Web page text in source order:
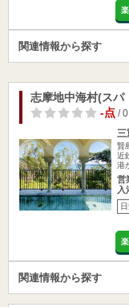
関連情報から探す
志摩地中海村(スパ
-点/ 0
三
賢
近
港
営
入
関連情報から探す